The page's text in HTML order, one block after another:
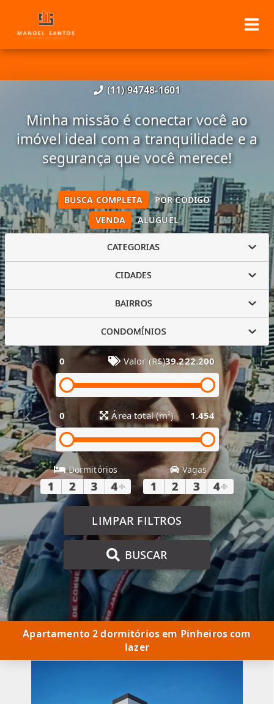
(11) 94748-1601
Minha missão é conectar você ao
imóvel ideal com a tranquilidade e a
segurança que você merece!
VENDA ALUGUEL
BUSCA COMPLETA POR CÓDIGO
CATEGORIAS
CIDADES
BAIRROS
CONDOMÍNIOS
0 Valor (R$)39.222.200
0 Área total (m²) 1.454
Dormitórios
1 2 3 4+
Vagas
1 2 3 4+
LIMPAR FILTROS
BUSCAR
Apartamento 2 dormitórios em Pinheiros com
lazer